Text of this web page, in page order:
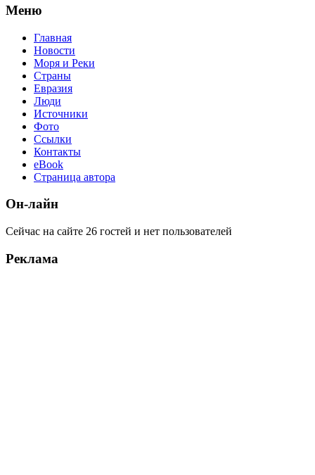
Меню
Главная
Новости
Моря и Реки
Страны
Евразия
Люди
Источники
Фото
Ссылки
Контакты
eBook
Страница автора
Он-лайн
Сейчас на сайте 26 гостей и нет пользователей
Реклама